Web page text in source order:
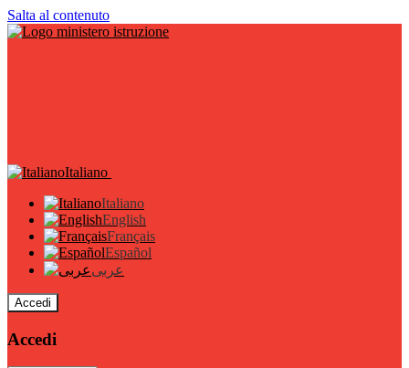
Salta al contenuto
Italiano
Italiano
English
Français
Español
عربى
Accedi
Accedi